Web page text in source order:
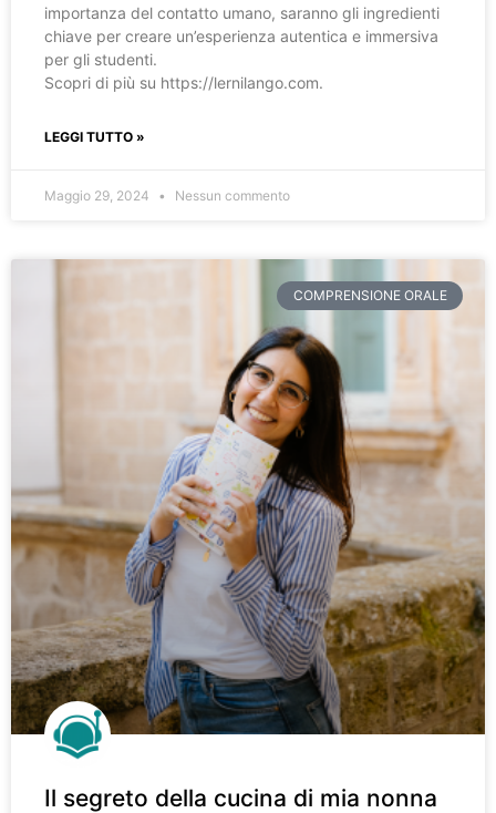
importanza del contatto umano, saranno gli ingredienti
chiave per creare un’esperienza autentica e immersiva
per gli studenti.
Scopri di più su https://lernilango.com.
LEGGI TUTTO »
Maggio 29, 2024 Nessun commento
COMPRENSIONE ORALE
Il segreto della cucina di mia nonna